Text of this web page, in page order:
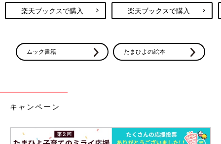
楽天ブックスで購入 楽天ブックスで購入
ムック書籍 たまひよの絵本
キャンペーン